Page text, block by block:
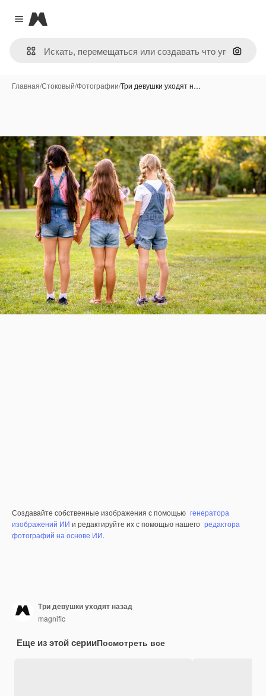
Close menu
Magnific
Поиск
Главная/Стоковый/Фотографии/Три девушки уходят н…
Создавайте собственные изображения с помощью генератора
изображений ИИ и редактируйте их с помощью нашего редактора
фотографий на основе ИИ.
Три девушки уходят назад
magnific
Еще из этой серииПосмотреть все